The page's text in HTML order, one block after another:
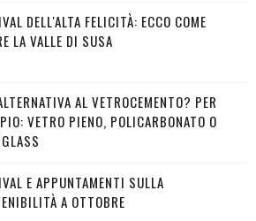
DELL'ALTA FELICITÀ: ECCO COME
LA VALLE DI SUSA
AL VETROCEMENTO? PER
VETRO PIENO, POLICARBONATO O
E APPUNTAMENTI SULLA
A OTTOBRE